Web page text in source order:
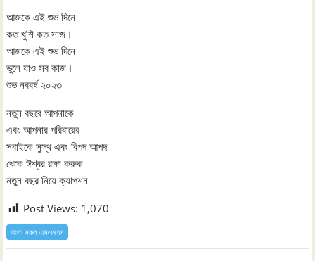
আজকে এই শুভ দিনে
কত খুশি কত সাজ।
আজকে এই শুভ দিনে
ভুলে যাও সব কাজ।
শুভ নববর্ষ ২০২৩
নতুন বছরে আপনাকে
এবং আপনার পরিবারের
সবাইকে সুস্থ এবং বিপদ আপদ
থেকে ঈশ্বর রক্ষা করুক
নতুন বছর নিয়ে ক্যাপশন
Post Views: 1,070
বাংলা সকল এসএমএস